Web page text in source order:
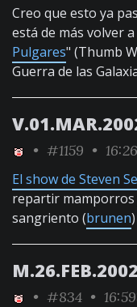
Creo que esto ya
está de más volver
Pulgares" (Thumb
Guerra de las
• #1159 •
El show de Steven
repartir mamporros
sangriento (brunen)
M.26.FEB.2002
• #834 •